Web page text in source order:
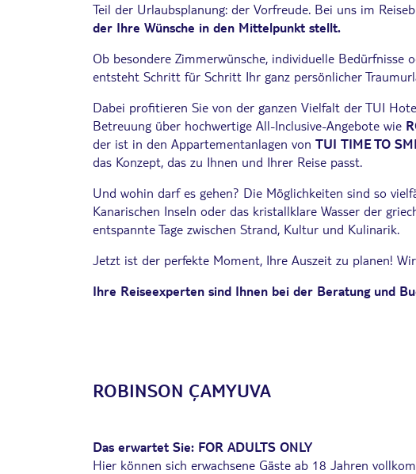
Teil der Urlaubsplanung: der Vorfreude. Bei uns im
der Ihre Wünsche in den Mittelpunkt stellt.
Ob besondere Zimmerwünsche, individuelle
entsteht Schritt für Schritt Ihr ganz persönlicher
Dabei profitieren Sie von der ganzen Vielfalt der TUI
Betreuung über hochwertige All-Inclusive-Angebote wie
der ist in den Appartementanlagen von TUI TIME TO
das Konzept, das zu Ihnen und Ihrer Reise passt.
Und wohin darf es gehen? Die Möglichkeiten sind so
Kanarischen Inseln oder das kristallklare Wasser der
entspannte Tage zwischen Strand, Kultur und Kulinarik.
Jetzt ist der perfekte Moment, Ihre Auszeit zu planen!
Ihre Reiseexperten sind Ihnen bei der Beratung und
ROBINSON ÇAMYUVA
Das erwartet Sie: FOR ADULTS ONLY
Hier können sich erwachsene Gäste ab 18 Jahren